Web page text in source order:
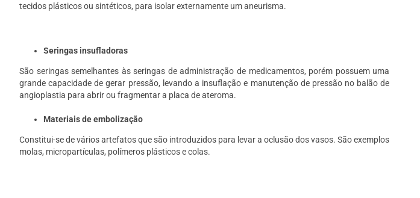
tecidos plásticos ou sintéticos, para isolar externamente um aneurisma.
Seringas insufladoras
São seringas semelhantes às seringas de administração de medicamentos, porém possuem uma
grande capacidade de gerar pressão, levando a insuflação e manutenção de pressão no balão de
angioplastia para abrir ou fragmentar a placa de ateroma.
Materiais de embolização
Constitui-se de vários artefatos que são introduzidos para levar a oclusão dos vasos. São exemplos
molas, micropartículas, polímeros plásticos e colas.